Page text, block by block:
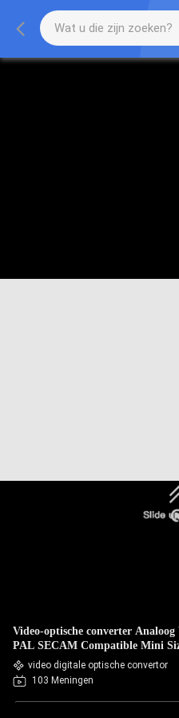
Video-optische converter Analoog
PAL SECAM Compatible Mini
video digitale optische convertor
103 Meningen